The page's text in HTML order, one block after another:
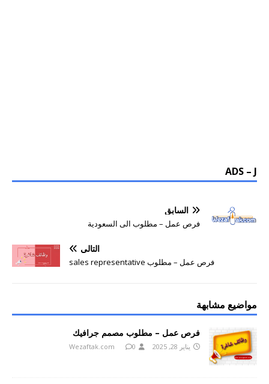
ADS – J
السابق
فرص عمل – مطلوب الى السعودية
التالي
فرص عمل – مطلوب sales representative
مواضيع مشابهة
فرص عمل – مطلوب مصمم جرافيك
يناير 28, 2025 Wezaftak.com 0